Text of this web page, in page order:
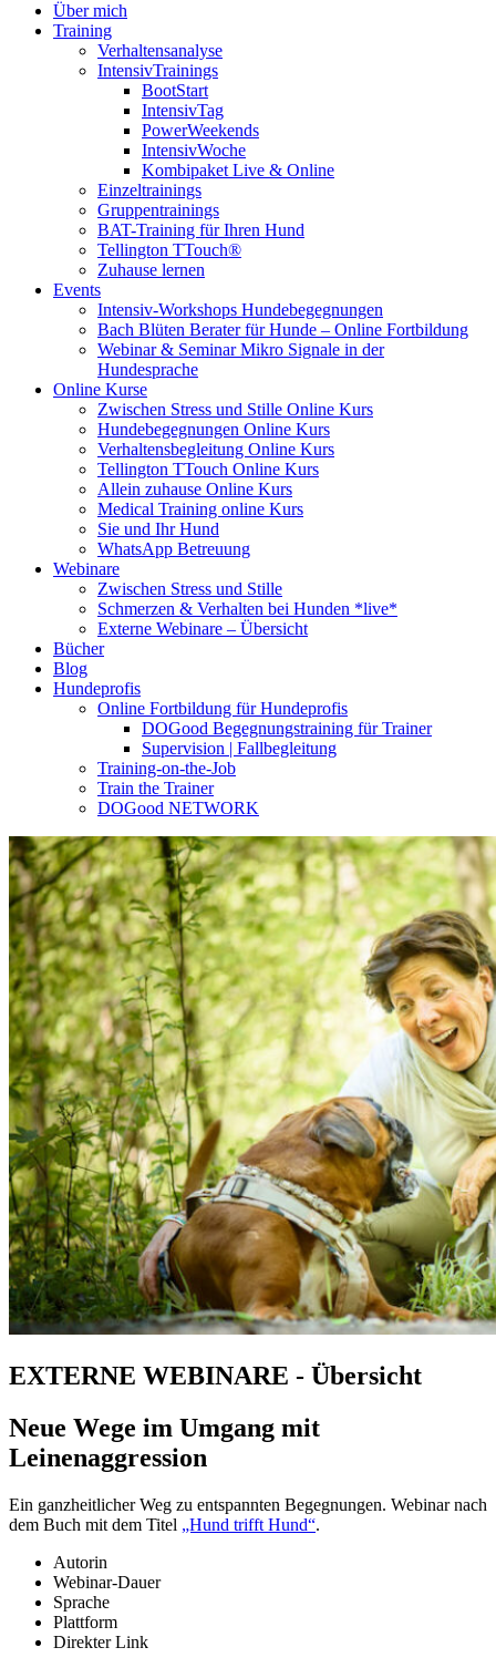
Über mich
Training
Verhaltensanalyse
IntensivTrainings
BootStart
IntensivTag
PowerWeekends
IntensivWoche
Kombipaket Live & Online
Einzeltrainings
Gruppentrainings
BAT-Training für Ihren Hund
Tellington TTouch®
Zuhause lernen
Events
Intensiv-Workshops Hundebegegnungen
Bach Blüten Berater für Hunde – Online Fortbildung
Webinar & Seminar Mikro Signale in der
Hundesprache
Online Kurse
Zwischen Stress und Stille Online Kurs
Hundebegegnungen Online Kurs
Verhaltensbegleitung Online Kurs
Tellington TTouch Online Kurs
Allein zuhause Online Kurs
Medical Training online Kurs
Sie und Ihr Hund
WhatsApp Betreuung
Webinare
Zwischen Stress und Stille
Schmerzen & Verhalten bei Hunden *live*
Externe Webinare – Übersicht
Bücher
Blog
Hundeprofis
Online Fortbildung für Hundeprofis
DOGood Begegnungstraining für Trainer
Supervision | Fallbegleitung
Training-on-the-Job
Train the Trainer
DOGood NETWORK
EXTERNE WEBINARE - Übersicht
Neue Wege im Umgang mit
Leinenaggression
Ein ganzheitlicher Weg zu entspannten Begegnungen. Webinar nach
dem Buch mit dem Titel „Hund trifft Hund“.
Autorin
Webinar-Dauer
Sprache
Plattform
Direkter Link